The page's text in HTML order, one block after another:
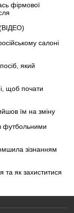
фірмової
салоні
який
щоб почати
їм на зміну
футбольними
зізнанням
та як захиститися